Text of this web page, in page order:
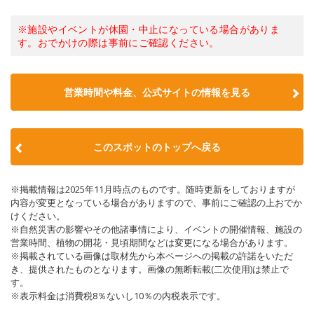
※施設やイベントが休園・中止になっている場合がありま
す。おでかけの際は事前にご確認ください。
営業時間や料金、公式サイトの情報を見る
このスポットのトップへ戻る
※掲載情報は2025年11月時点のものです。随時更新をしておりますが
内容が変更となっている場合がありますので、事前にご確認の上おでか
けください。
※自然災害の影響やその他諸事情により、イベントの開催情報、施設の
営業時間、植物の開花・見頃期間などは変更になる場合があります。
※掲載されている画像は取材先から本ページへの掲載の許諾をいただ
き、提供されたものとなります。画像の無断転載(二次使用)は禁止で
す。
※表示料金は消費税8％ないし10％の内税表示です。